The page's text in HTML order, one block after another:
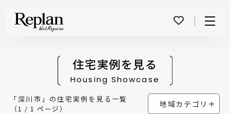
住宅実例を見る
Housing Showcase
「深川市」の住宅実例を見る一覧
（1 / 1 ページ）
地域カテゴリ